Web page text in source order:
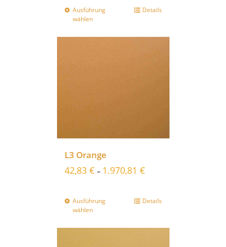
Ausführung
wählen
Details
L3 Orange
42,83 € – 1.970,81 €
Ausführung
wählen
Details